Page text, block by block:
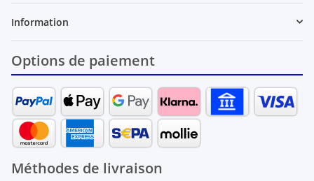
Information
Options de paiement
Méthodes de livraison